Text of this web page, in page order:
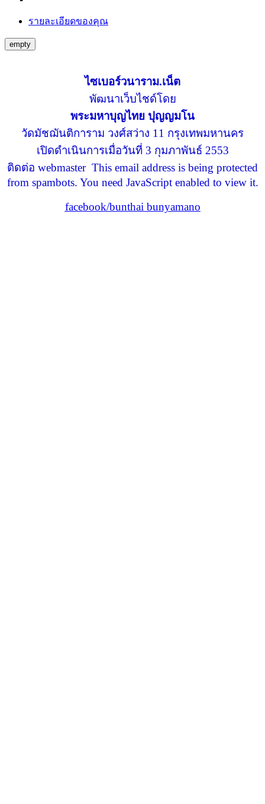
รายละเอียดของคุณ
empty
ไซเบอร์วนาราม.เน็ต
พัฒนาเว็บไชด์โดย
พระมหาบุญไทย ปุญญมโน
วัดมัชฌันติการาม วงศ์สว่าง 11 กรุงเทพมหานคร
เปิดดำเนินการเมื่อวันที่ 3 กุมภาพันธ์ 2553
ติดต่อ webmaster This email address is being protected
from spambots. You need JavaScript enabled to view it.
facebook/bunthai bunyamano